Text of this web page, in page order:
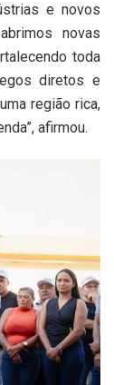
e novos
novas
toda
diretos e
região rica,
afirmou.